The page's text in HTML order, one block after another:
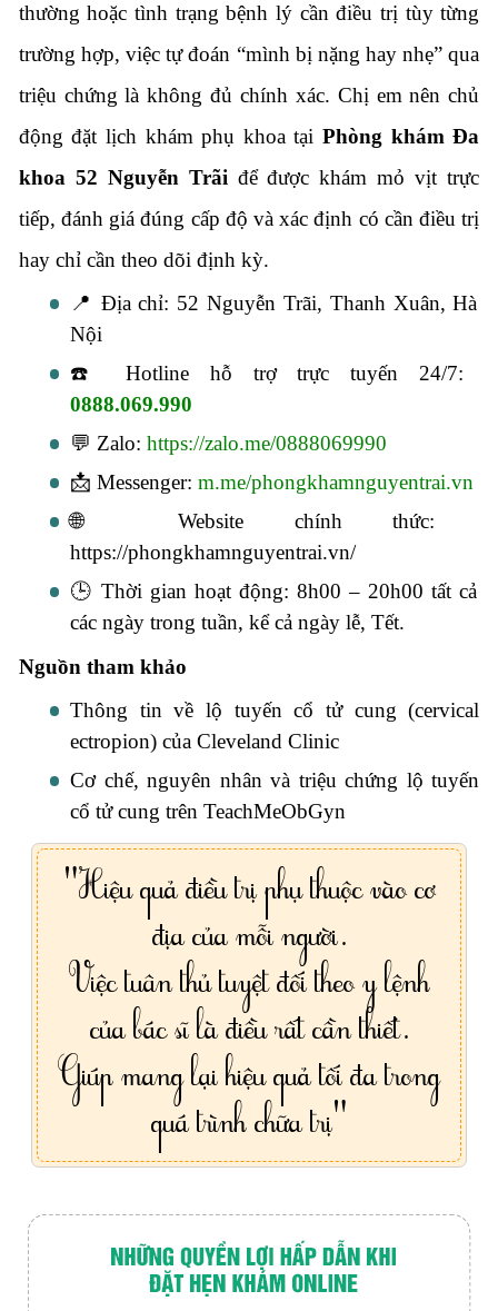
thường hoặc tình trạng bệnh lý cần điều trị tùy từng
trường hợp, việc tự đoán “mình bị nặng hay nhẹ” qua
triệu chứng là không đủ chính xác. Chị em nên chủ
động đặt lịch khám phụ khoa tạiPhòng khám Đa
khoa 52 Nguyễn Trãiđể được khám mỏ vịt trực
tiếp, đánh giá đúng cấp độ và xác định có cần điều trị
hay chỉ cần theo dõi định kỳ.
📍 Địa chỉ: 52 Nguyễn Trãi, Thanh Xuân, Hà
Nội
☎️ Hotline hỗ trợ trực tuyến 24/7:
0888.069.990
💬 Zalo: https://zalo.me/0888069990
📩 Messenger: m.me/phongkhamnguyentrai.vn
🌐 Website chính thức:
https://phongkhamnguyentrai.vn/
🕒 Thời gian hoạt động: 8h00 – 20h00 tất cả
các ngày trong tuần, kể cả ngày lễ, Tết.
Nguồn tham khảo
Thông tin về lộ tuyến cổ tử cung (cervical
ectropion) của Cleveland Clinic
Cơ chế, nguyên nhân và triệu chứng lộ tuyến
cổ tử cung trên TeachMeObGyn
"Hiệu quả điều trị phụ thuộc vào cơ
địa của mỗi người.
Việc tuân thủ tuyệt đối theo y lệnh
của bác sĩ là điều rất cần thiết.
Giúp mang lại hiệu quả tối đa trong
quá trình chữa trị"